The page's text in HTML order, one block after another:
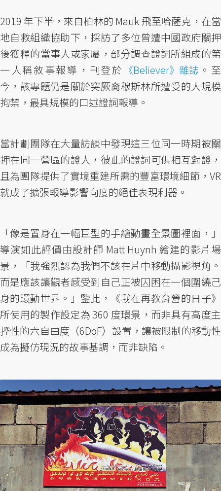
2019 年下半，來自柏林的 Mauk 飛至哈薩克，在當
地自救組織協助下，採訪了多位曾遭中國政府關押
後獲釋的當事人或家屬，部分調查證詞所組成的第
一人稱敘事報導，刊登於 《Believer》雜誌 。至
今，該專題仍是關於突厥裔穆斯林所遭受的大規模
拘禁，最具規模的口述證詞報導。
當計劃團隊在大量訪談中發現這三位同一時期被關
押在同一營區的證人，彼此的證詞可供相互對證，
且為團隊提供了實境重建所需的豐富環境細節，VR
就成了擴張報導影響向度的絕佳表現利器。
「像是置身在一幅巨型的手繪動畫全景圖裡面，」
導演如此評價由設計師 Matt Huynh 繪建的影片場
景，「我強烈認為我們不該在片中移動攝影視角。
而是應該讓觀者感受到自己正被囚困在一個圍繞己
身的環動世界。」鑒此，《我在再教育營的日子》
所使用的製作設定為 360 度環景，而非具有高度主
控性的六自由度（6DoF）設置，讓被限制的移動性
成為擬仿現況的故事基調，而非缺陷。